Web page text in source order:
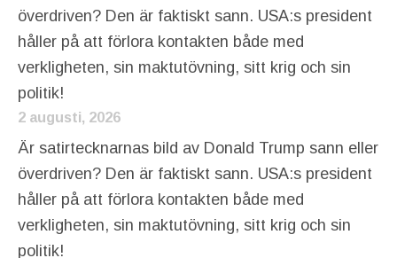
överdriven? Den är faktiskt sann. USA:s president
håller på att förlora kontakten både med
verkligheten, sin maktutövning, sitt krig och sin
politik!
2 augusti, 2026
Är satirtecknarnas bild av Donald Trump sann eller
överdriven? Den är faktiskt sann. USA:s president
håller på att förlora kontakten både med
verkligheten, sin maktutövning, sitt krig och sin
politik!